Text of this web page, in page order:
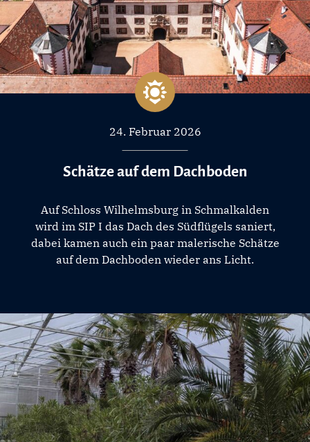
24. Februar 2026
Schätze auf dem Dachboden
Auf Schloss Wilhelmsburg in Schmalkalden
wird im SIP I das Dach des Südflügels saniert,
dabei kamen auch ein paar malerische Schätze
auf dem Dachboden wieder ans Licht.